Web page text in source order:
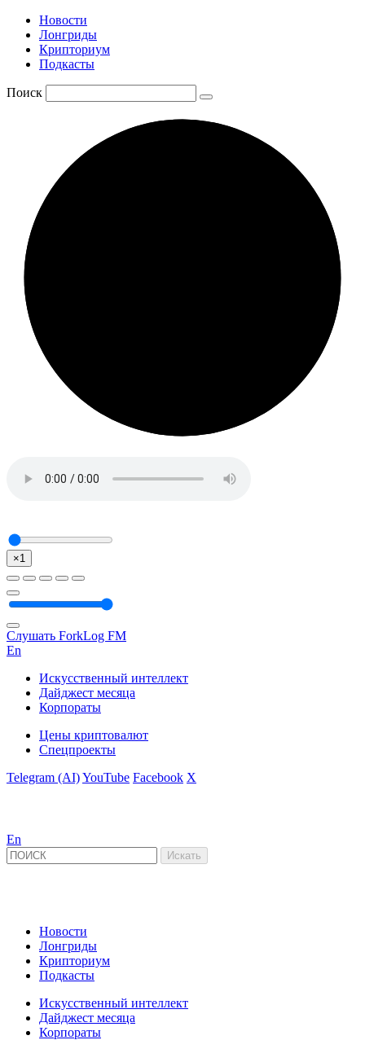
Новости
Лонгриды
Крипториум
Подкасты
Поиск
×1
Слушать ForkLog FM
En
Искусственный интеллект
Дайджест месяца
Корпораты
Цены криптовалют
Спецпроекты
Telegram (AI)YouTube Facebook X
En
Новости
Лонгриды
Крипториум
Подкасты
Искусственный интеллект
Дайджест месяца
Корпораты